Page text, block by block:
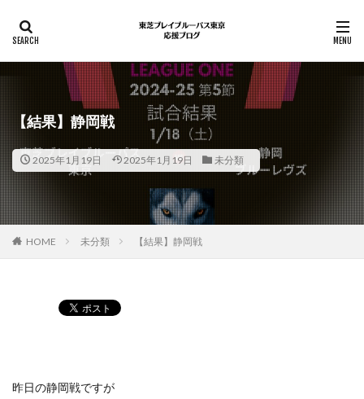
【結果】静岡戦
2025年1月19日 2025年1月19日 未分類
HOME 未分類 【結果】静岡戦
昨日の静岡戦ですが